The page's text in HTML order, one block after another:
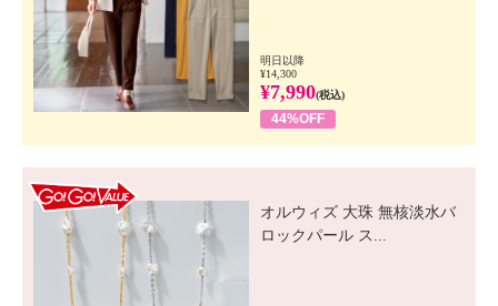
明日以降
¥14,300
¥7,990(税込)
44%OFF
オルウィズ 大珠 無核淡水バ
ロックパール ス...